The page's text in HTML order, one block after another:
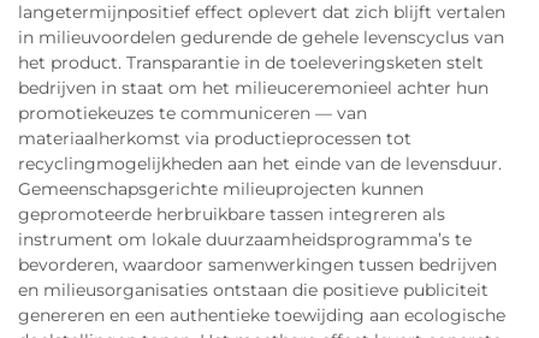
langetermijnpositief effect oplevert dat zich blijft vertalen
in milieuvoordelen gedurende de gehele levenscyclus van
het product. Transparantie in de toeleveringsketen stelt
bedrijven in staat om het milieuceremonieel achter hun
promotiekeuzes te communiceren — van
materiaalherkomst via productieprocessen tot
recyclingmogelijkheden aan het einde van de levensduur.
Gemeenschapsgerichte milieuprojecten kunnen
gepromoteerde herbruikbare tassen integreren als
instrument om lokale duurzaamheidsprogramma’s te
bevorderen, waardoor samenwerkingen tussen bedrijven
en milieusorganisaties ontstaan die positieve publiciteit
genereren en een authentieke toewijding aan ecologische